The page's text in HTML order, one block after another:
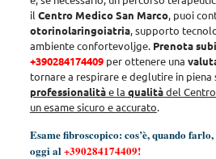
il Centro Medico San Marco, puoi
otorinolaringoiatria, supporto
ambiente confortevoljge. Prenota
+390284174409 per ottenere una
tornare a respirare e deglutire in piena
professionalitàe la qualitàdel Centro
un esame sicuro e accurato.
Esame fibroscopico: cos’è, quando
oggi al+390284174409!